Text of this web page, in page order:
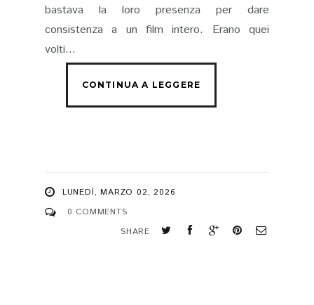
bastava la loro presenza per dare
consistenza a un film intero. Erano quei
volti...
LUNEDÌ, MARZO 02, 2026
0 COMMENTS
SHARE